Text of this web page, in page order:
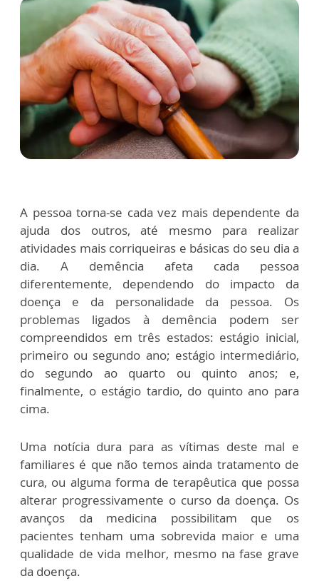
A pessoa torna-se cada vez mais dependente da
ajuda dos outros, até mesmo para realizar
atividades mais corriqueiras e básicas do seu dia a
dia. A demência afeta cada pessoa
diferentemente, dependendo do impacto da
doença e da personalidade da pessoa. Os
problemas ligados à demência podem ser
compreendidos em três estados: estágio inicial,
primeiro ou segundo ano; estágio intermediário,
do segundo ao quarto ou quinto anos; e,
finalmente, o estágio tardio, do quinto ano para
cima.
Uma notícia dura para as vítimas deste mal e
familiares é que não temos ainda tratamento de
cura, ou alguma forma de terapêutica que possa
alterar progressivamente o curso da doença. Os
avanços da medicina possibilitam que os
pacientes tenham uma sobrevida maior e uma
qualidade de vida melhor, mesmo na fase grave
da doença.